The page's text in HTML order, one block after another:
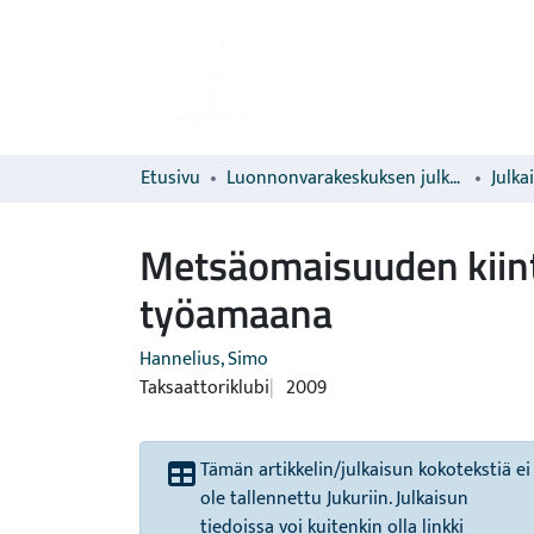
Etusivu Luonnonvarakeskuksen julkaisut
Metsäomaisuuden
työamaana
Hannelius, Simo
Taksaattoriklubi 2009
Tämän artikkelin/julkaisun kokotekstiä ei
ole tallennettu Jukuriin. Julkaisun
tiedoissa voi kuitenkin olla linkki